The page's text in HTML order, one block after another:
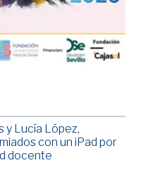
y Lucía López,
con un iPad por
docente